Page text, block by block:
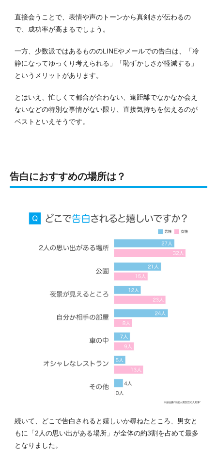
直接会うことで、表情や声のトーンから真剣さが伝わるの
で、成功率が高まるでしょう。
一方、少数派ではあるもののLINEやメールでの告白は、「冷
静になってゆっくり考えられる」「恥ずかしさが軽減する」
というメリットがあります。
とはいえ、忙しくて都合が合わない、遠距離でなかなか会え
ないなどの特別な事情がない限り、直接気持ちを伝えるのが
ベストといえそうです。
告白におすすめの場所は？
続いて、どこで告白されると嬉しいか尋ねたところ、男女と
もに「2人の思い出がある場所」が全体の約3割を占めて最多
となりました。